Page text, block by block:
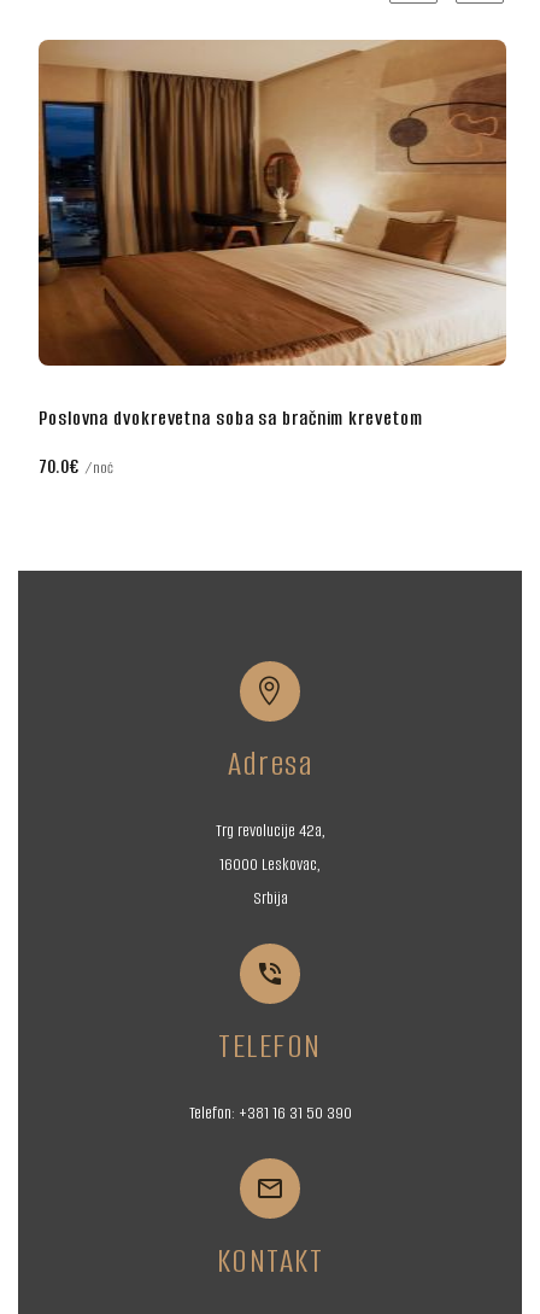
Poslovna dvokrevetna soba sa bračnim krevetom
70.0€
noć


Adresa
Trg revolucije 42a,
16000 Leskovac,
Srbija


TELEFON
Telefon: +381 16 31 50 390


KONTAKT